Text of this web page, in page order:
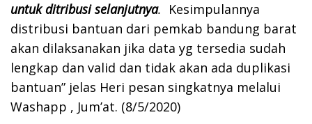
untuk ditribusi selanjutnya. Kesimpulannya
distribusi bantuan dari pemkab bandung barat
akan dilaksanakan jika data yg tersedia sudah
lengkap dan valid dan tidak akan ada duplikasi
bantuan” jelas Heri pesan singkatnya melalui
Washapp , Jum’at. (8/5/2020)